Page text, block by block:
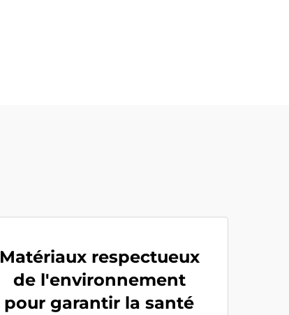
Matériaux respectueux
de l'environnement
pour garantir la santé